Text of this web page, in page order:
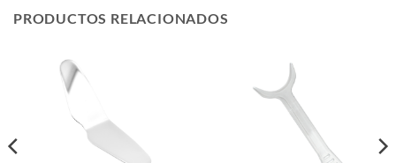
PRODUCTOS RELACIONADOS